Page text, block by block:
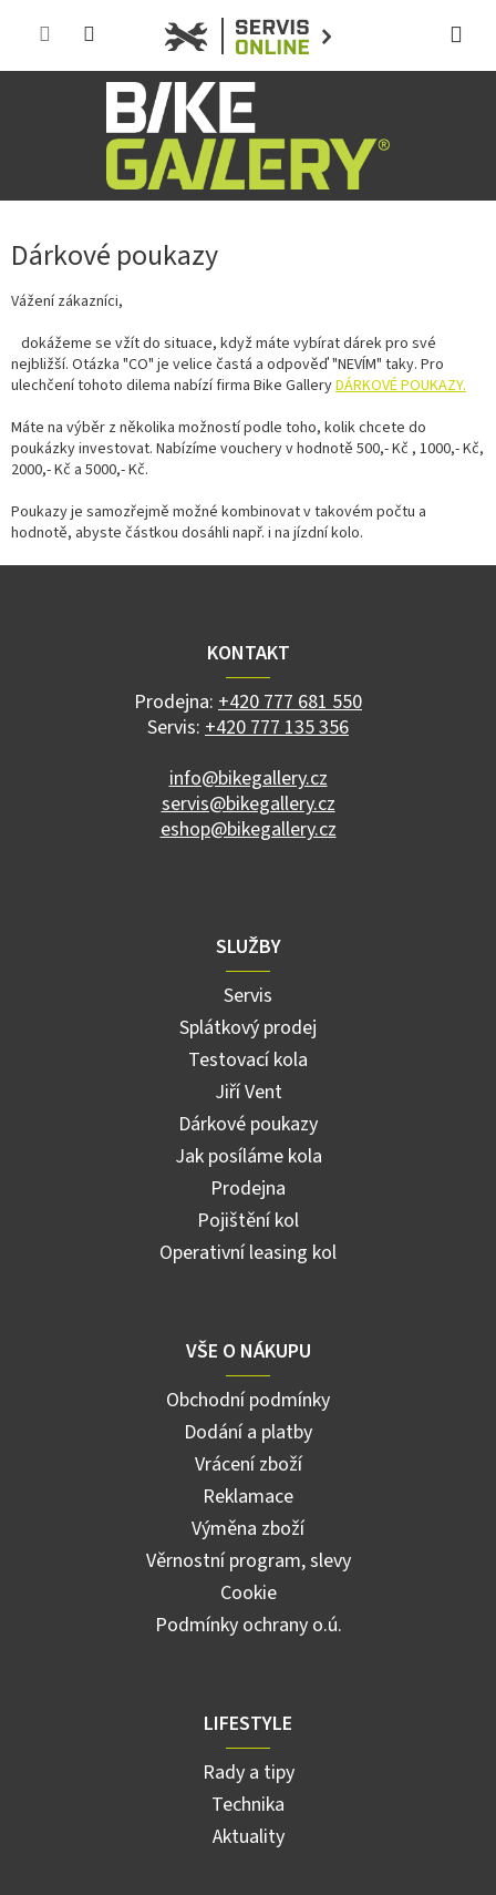
Dárkové poukazy
Vážení zákazníci,
dokážeme se vžít do situace, když máte vybírat dárek pro své
nejbližší. Otázka "CO" je velice častá a odpověď "NEVÍM" taky. Pro
ulechčení tohoto dilema nabízí firma Bike GalleryDÁRKOVÉ POUKAZY.
Máte na výběr z několika možností podle toho, kolik chcete do
poukázky investovat. Nabízíme vouchery v hodnotě 500,- Kč , 1000,- Kč,
2000,- Kč a 5000,- Kč.
Poukazy je samozřejmě možné kombinovat v takovém počtu a
hodnotě, abyste částkou dosáhli např. i na jízdní kolo.
Z
KONTAKT
Prodejna: +420 777 681 550
Servis: +420 777 135 356
info@bikegallery.cz
servis@bikegallery.cz
eshop@bikegallery.cz
SLUŽBY
Servis
Splátkový prodej
Testovací kola
Jiří Vent
Dárkové poukazy
Jak posíláme kola
Prodejna
Pojištění kol
Operativní leasing kol
VŠE O NÁKUPU
Obchodní podmínky
Dodání a platby
Vrácení zboží
Reklamace
Výměna zboží
Věrnostní program, slevy
Cookie
Podmínky ochrany o.ú.
LIFESTYLE
Rady a tipy
Technika
Aktuality